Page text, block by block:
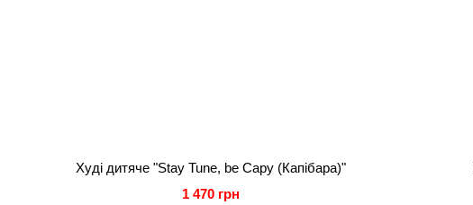
Худі дитяче "Stay Tune, be Capy (Капібара)"
1 470 грн